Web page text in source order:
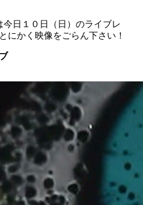
日１０日（日）のライブレ
にかく映像をごらん下さい！